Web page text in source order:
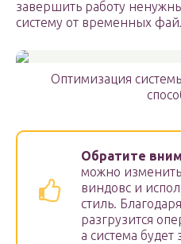
завершить работу
систему от временных
Оптимизация
Обратите
можно
виндовс и
стиль.
разгрузится
а система будет